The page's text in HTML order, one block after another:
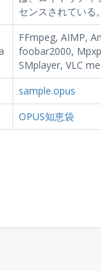
センスされている。
FFmpeg, AIMP,
foobar2000,
SMplayer, VLC
sample.opus
OPUS知恵袋